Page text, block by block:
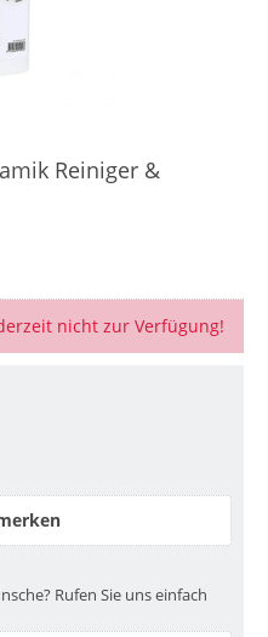
Reiniger &
nicht zur Verfügung!
Rufen Sie uns einfach